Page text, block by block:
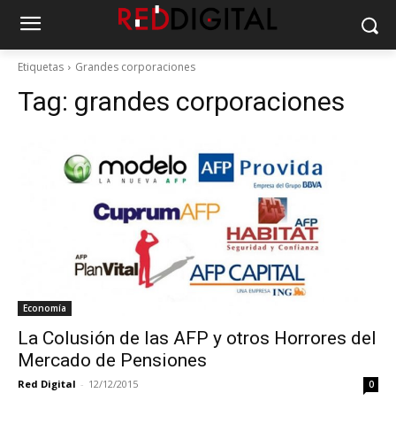
Etiquetas Grandes corporaciones
Tag: grandes corporaciones
Economía
La Colusión de las AFP y otros Horrores del
Mercado de Pensiones
Red Digital - 12/12/2015 0